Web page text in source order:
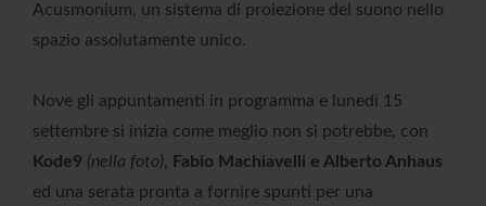
Acusmonium, un sistema di proiezione del suono nello
spazio assolutamente unico.
Nove gli appuntamenti in programma e lunedì 15
settembre si inizia come meglio non si potrebbe, con
Kode9 (nella foto),
Fabio Machiavelli e Alberto Anhaus
ed una serata pronta a fornire spunti per una